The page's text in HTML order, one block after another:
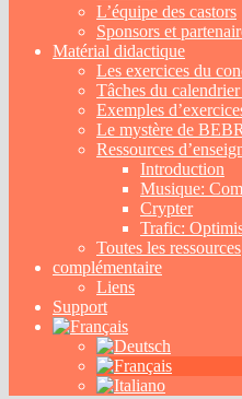
L’équipe des castors
Sponsors et
Matérial didactique
Les exercices du
Tâches du
Exemples
Le mystère de
Ressources
Introduction
Musique:
Crypter
Trafic:
Toutes les ressources
complémentaire
Liens
Support